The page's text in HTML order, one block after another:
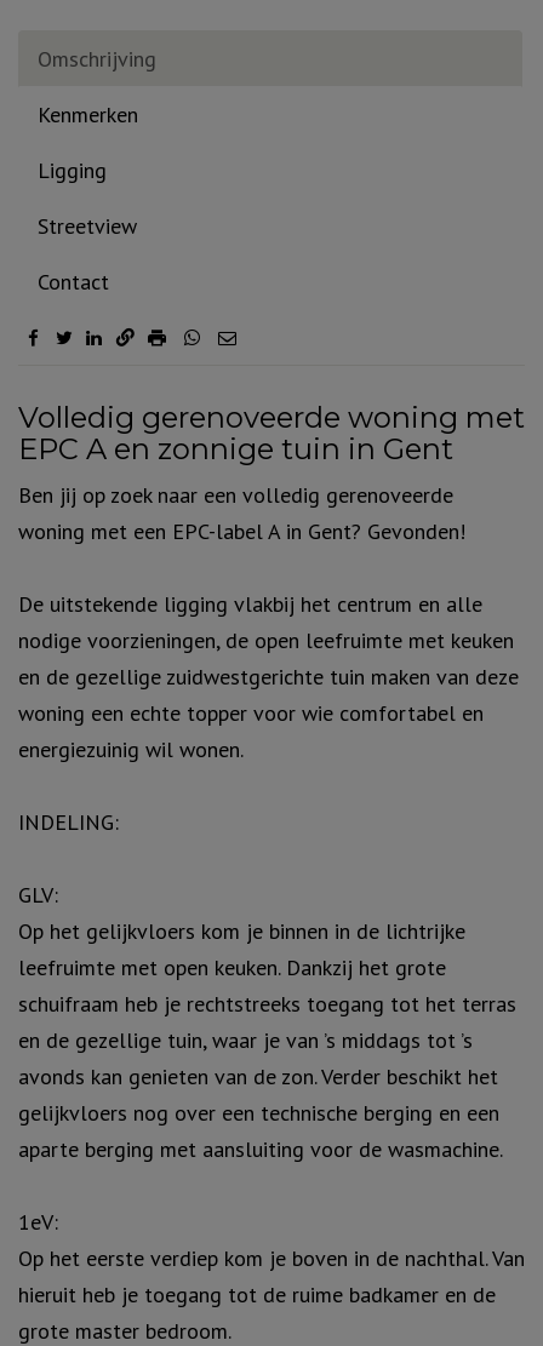
Omschrijving
Kenmerken
Ligging
Streetview
Contact
Omschrijving
Volledig gerenoveerde woning met
EPC A en zonnige tuin in Gent
Ben jij op zoek naar een volledig gerenoveerde
woning met een EPC-label A in Gent? Gevonden!
De uitstekende ligging vlakbij het centrum en alle
nodige voorzieningen, de open leefruimte met keuken
en de gezellige zuidwestgerichte tuin maken van deze
woning een echte topper voor wie comfortabel en
energiezuinig wil wonen.
INDELING:
GLV:
Op het gelijkvloers kom je binnen in de lichtrijke
leefruimte met open keuken. Dankzij het grote
schuifraam heb je rechtstreeks toegang tot het terras
en de gezellige tuin, waar je van ’s middags tot ’s
avonds kan genieten van de zon. Verder beschikt het
gelijkvloers nog over een technische berging en een
aparte berging met aansluiting voor de wasmachine.
1eV:
Op het eerste verdiep kom je boven in de nachthal. Van
hieruit heb je toegang tot de ruime badkamer en de
grote master bedroom.